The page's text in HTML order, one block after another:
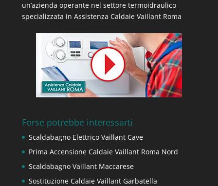
un’azienda operante nel settore termoidraulico
specializzata in Assistenza Caldaie Vaillant Roma
Forse potrebbe interessarti
Scaldabagno Elettrico Vaillant Cave
Prima Accensione Caldaie Vaillant Roma Nord
Scaldabagno Vaillant Maccarese
Sostituzione Caldaie Vaillant Garbatella